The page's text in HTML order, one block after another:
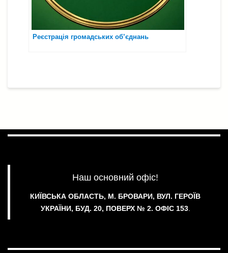
Реєстрація громадських об’єднань
Наш основний офіс!
КИЇВСЬКА ОБЛАСТЬ, М. БРОВАРИ, ВУЛ. ГЕРОЇВ
УКРАЇНИ, БУД. 20, ПОВЕРХ № 2. ОФІС 153.